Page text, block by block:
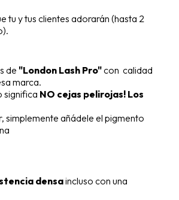
tu y tus clientes adorarán (hasta 2
de "London Lash Pro"con calidad
marca.
significa NO cejas pelirojas! Los
simplemente añádele el pigmento
densaincluso con una